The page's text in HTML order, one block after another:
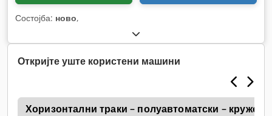
Состојба: ново,
Откријте уште користени машини
Хоризонтални траки – полуавтоматски – кружен